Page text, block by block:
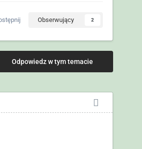
Obserwujący 2
Odpowiedz w tym temacie